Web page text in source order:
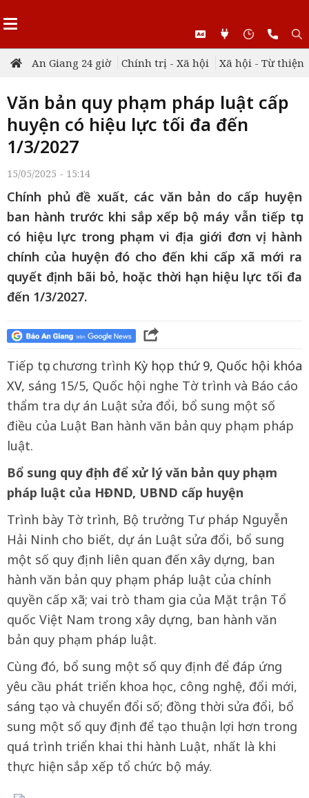
An Giang 24 giờ Chính trị - Xã hội Xã hội - Từ thiện
Văn bản quy phạm pháp luật cấp
huyện có hiệu lực tối đa đến
1/3/2027
15/05/2025 - 15:14
Chính phủ đề xuất, các văn bản do cấp huyện
ban hành trước khi sắp xếp bộ máy vẫn tiếp tục
có hiệu lực trong phạm vi địa giới đơn vị hành
chính của huyện đó cho đến khi cấp xã mới ra
quyết định bãi bỏ, hoặc thời hạn hiệu lực tối đa
đến 1/3/2027.
Tiếp tục chương trình Kỳ họp thứ 9, Quốc hội khóa
XV, sáng 15/5, Quốc hội nghe Tờ trình và Báo cáo
thẩm tra dự án Luật sửa đổi, bổ sung một số
điều của Luật Ban hành văn bản quy phạm pháp
luật.
Bổ sung quy định để xử lý văn bản quy phạm
pháp luật của HĐND, UBND cấp huyện
Trình bày Tờ trình, Bộ trưởng Tư pháp Nguyễn
Hải Ninh cho biết, dự án Luật sửa đổi, bổ sung
một số quy định liên quan đến xây dựng, ban
hành văn bản quy phạm pháp luật của chính
quyền cấp xã; vai trò tham gia của Mặt trận Tổ
quốc Việt Nam trong xây dựng, ban hành văn
bản quy phạm pháp luật.
Cùng đó, bổ sung một số quy định để đáp ứng
yêu cầu phát triển khoa học, công nghệ, đổi mới,
sáng tạo và chuyển đổi số; đồng thời sửa đổi, bổ
sung một số quy định để tạo thuận lợi hơn trong
quá trình triển khai thi hành Luật, nhất là khi
thực hiện sắp xếp tổ chức bộ máy.